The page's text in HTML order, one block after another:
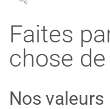
Faites
chose de
Nos valeurs